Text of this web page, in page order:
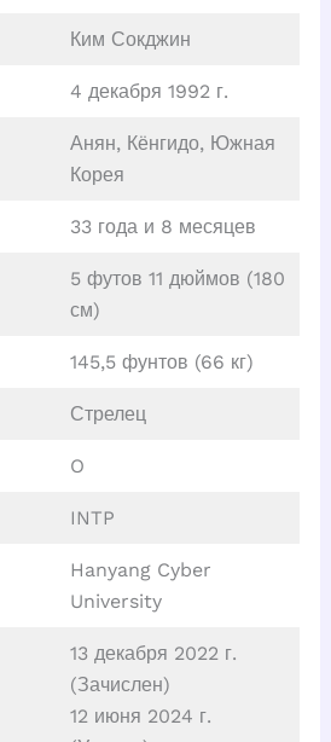
Ким Сокджин
4 декабря 1992 г.
Анян, Кёнгидо, Южная
Корея
33 года и 8 месяцев
5 футов 11 дюймов (180
см)
145,5 фунтов (66 кг)
Стрелец
O
INTP
Hanyang Cyber
University
13 декабря 2022 г.
(Зачислен)
12 июня 2024 г.